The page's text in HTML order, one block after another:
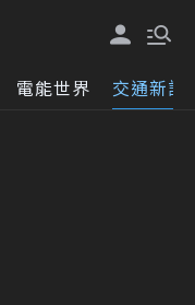
電能世界 交通新訊